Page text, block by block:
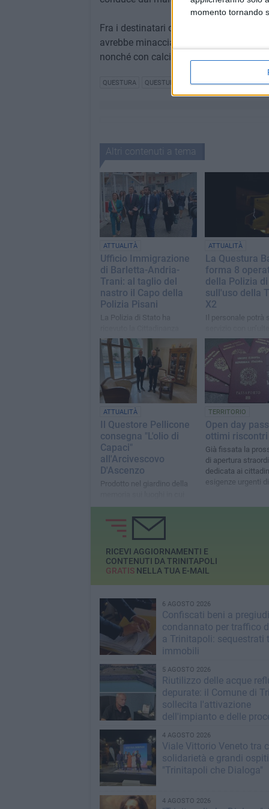
momento tornando
Fra i destinatari delle proposte di
avrebbe minacciato sua madre, in
nonché con calci e pugni al fine di
QUESTURA QUESTURA BAT
Altri contenuti a tema
ATTUALITÀ
Ufficio Immigrazione
di Barletta-Andria-
Trani: al taglio del
nastro il Capo della
Polizia Pisani
La Polizia di Stato ha
Onoraria ad Andria
ATTUALITÀ
La Questura
forma 8
della Polizia
sull'uso della
X2
Il personale potrà
possibilità di
cittadino
ATTUALITÀ
Il Questore Pellicone
consegna "L'olio di
Capaci"
all'Arcivescovo
D'Ascenzo
Prodotto nel giardino della
persero la vita gli agenti
della scorta del giudice
Falcone
TERRITORIO
Open day
ottimi riscontri
Già fissata la
di apertura
dedicata ai
esigenze urgenti
RICEVI AGGIORNAMENTI E
CONTENUTI DA TRINITAPOLI
GRATISNELLA TUA E-MAIL
6 AGOSTO 2026
Confiscati beni a
condannato per traffico
a Trinitapoli: sequestrati
immobili
5 AGOSTO 2026
Riutilizzo delle acque
depurate: il Comune di
sollecita l'attivazione
dell'impianto e delle
4 AGOSTO 2026
Viale Vittorio Veneto tra
solidarietà e grandi
"Trinitapoli che Dialoga"
4 AGOSTO 2026